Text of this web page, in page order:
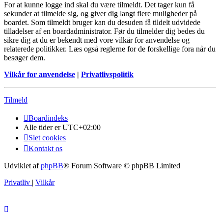
For at kunne logge ind skal du være tilmeldt. Det tager kun få
sekunder at tilmelde sig, og giver dig langt flere muligheder på
boardet. Som tilmeldt bruger kan du desuden få tildelt udvidede
tilladelser af en boardadministrator. Før du tilmelder dig bedes du
sikre dig at du er bekendt med vore vilkår for anvendelse og
relaterede politikker. Læs også reglerne for de forskellige fora når du
besøger dem.
Vilkår for anvendelse | Privatlivspolitik
Tilmeld
Boardindeks
Alle tider erUTC+02:00
Slet cookies
Kontakt os
Udviklet afphpBB® Forum Software © phpBB Limited
Privatliv | Vilkår